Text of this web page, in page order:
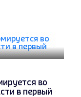
во
в первый